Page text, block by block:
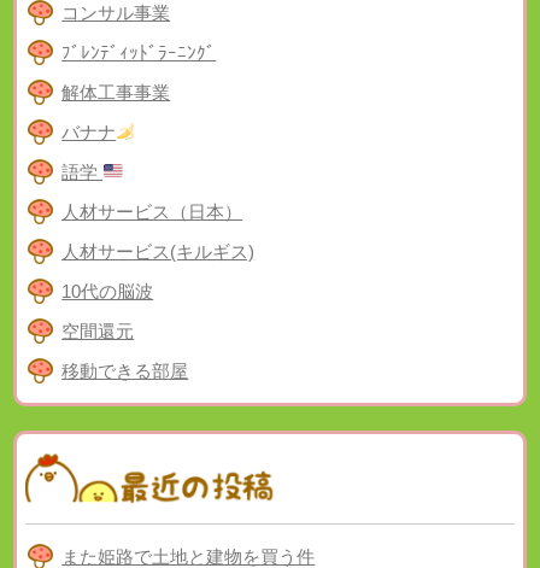
コンサル事業
ﾌﾞﾚﾝﾃﾞｨｯﾄﾞﾗｰﾆﾝｸﾞ
解体工事事業
バナナ
語学
人材サービス（日本）
人材サービス(キルギス)
10代の脳波
空間還元
移動できる部屋
また姫路で土地と建物を買う件